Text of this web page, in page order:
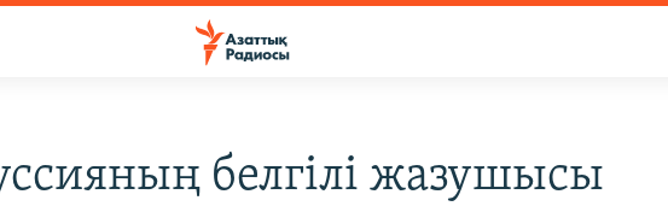
белгілі жазушысы